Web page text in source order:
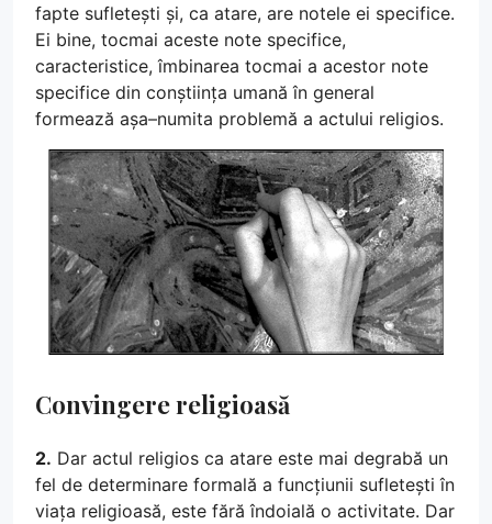
fapte sufletești și, ca atare, are notele ei specifice.
Ei bine, tocmai aceste note specifice,
caracteristice, îmbinarea tocmai a acestor note
specifice din conștiința umană în general
formează așa–numita problemă a actului religios.
Convingere religioasă
2. Dar actul religios ca atare este mai degrabă un
fel de determinare formală a funcțiunii sufletești în
viața religioasă, este fără îndoială o activitate. Dar